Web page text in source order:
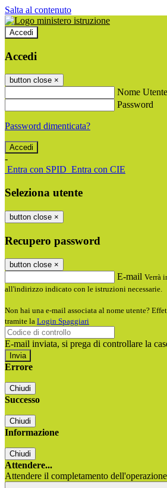
Salta al contenuto
Accedi
Accedi
button close ×
Nome Utente
Password
Password dimenticata?
-
Entra con SPID Entra con CIE
Seleziona utente
button close ×
Recupero password
button close ×
E-mail Verrà
all'indirizzo indicato con le istruzioni necessarie.
Non hai una e-mail associata al nome utente?
tramite la Login Spaggiari
E-mail inviata, si prega di controllare la
Errore
Chiudi
Successo
Chiudi
Informazione
Chiudi
Attendere...
Attendere il completamento